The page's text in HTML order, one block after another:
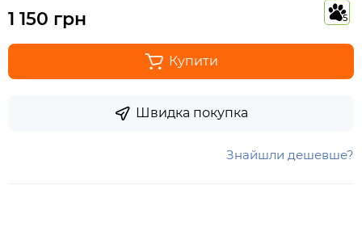
1 150 грн 5
Купити
Швидка покупка
Знайшли дешевше?